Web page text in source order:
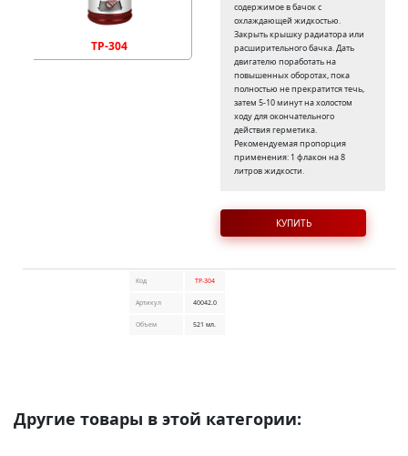
TP-304
содержимое в бачок с
охлаждающей жидкостью.
Закрыть крышку радиатора или
расширительного бачка. Дать
двигателю поработать на
повышенных оборотах, пока
полностью не прекратится течь,
затем 5-10 минут на холостом
ходу для окончательного
действия герметика.
Рекомендуемая пропорция
применения: 1 флакон на 8
литров жидкости.
КУПИТЬ
Код TP-304
Артикул 40042.0
Объем 521 мл.
Другие товары в этой категории: